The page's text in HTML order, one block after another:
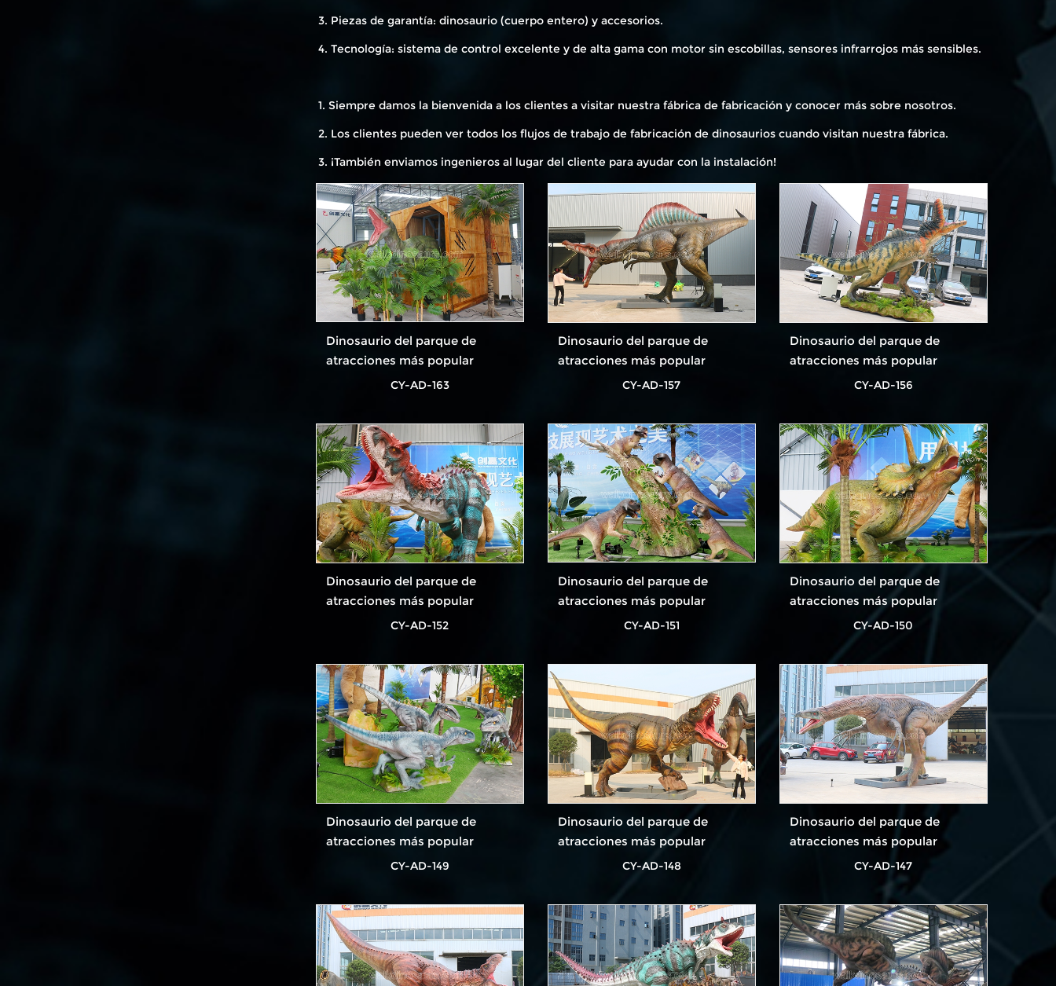
3. Piezas de garantía: dinosaurio (cuerpo entero) y accesorios.
4. Tecnología: sistema de control excelente y de alta gama con motor sin escobillas, sensores infrarrojos más sensibles.
1. Siempre damos la bienvenida a los clientes a visitar nuestra fábrica de fabricación y conocer más sobre nosotros.
2. Los clientes pueden ver todos los flujos de trabajo de fabricación de dinosaurios cuando visitan nuestra fábrica.
3. ¡También enviamos ingenieros al lugar del cliente para ayudar con la instalación!
Dinosaurio del parque de
atracciones más popular
CY-AD-163
Dinosaurio del parque de
atracciones más popular
CY-AD-157
Dinosaurio del parque de
atracciones más popular
CY-AD-156
Dinosaurio del parque de
atracciones más popular
CY-AD-152
Dinosaurio del parque de
atracciones más popular
CY-AD-151
Dinosaurio del parque de
atracciones más popular
CY-AD-150
Dinosaurio del parque de
atracciones más popular
CY-AD-149
Dinosaurio del parque de
atracciones más popular
CY-AD-148
Dinosaurio del parque de
atracciones más popular
CY-AD-147